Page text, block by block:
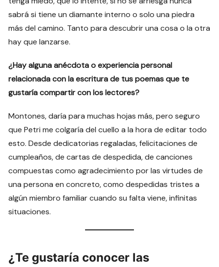
sabrá si tiene un diamante interno o solo una piedra
más del camino. Tanto para descubrir una cosa o la otra
hay que lanzarse.
¿Hay alguna anécdota o experiencia personal
relacionada con la escritura de tus poemas que te
gustaría compartir con los lectores?
Montones, daría para muchas hojas más, pero seguro
que Petri me colgaría del cuello a la hora de editar todo
esto. Desde dedicatorias regaladas, felicitaciones de
cumpleaños, de cartas de despedida, de canciones
compuestas como agradecimiento por las virtudes de
una persona en concreto, como despedidas tristes a
algún miembro familiar cuando su falta viene, infinitas
situaciones.
¿Te gustaría conocer las